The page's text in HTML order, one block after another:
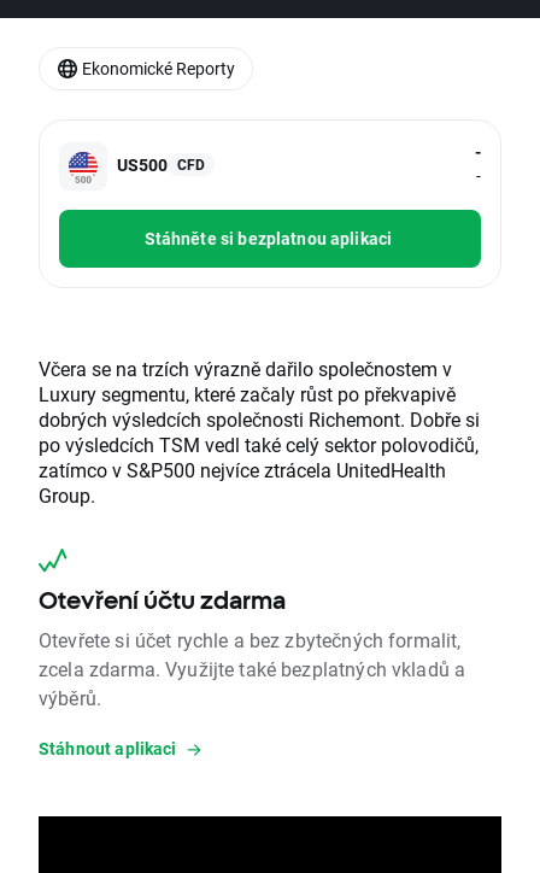
US500 CFD
-
-
Stáhněte si bezplatnou aplikaci
Včera se na trzích výrazně dařilo společnostem v
Luxury segmentu, které začaly růst po překvapivě
dobrých výsledcích společnosti Richemont. Dobře si
po výsledcích TSM vedl také celý sektor polovodičů,
zatímco v S&P500 nejvíce ztrácela UnitedHealth
Group.
Otevření účtu zdarma
Otevřete si účet rychle a bez zbytečných formalit,
zcela zdarma. Využijte také bezplatných vkladů a
výběrů.
Stáhnout aplikaci
Ekonomické Reporty